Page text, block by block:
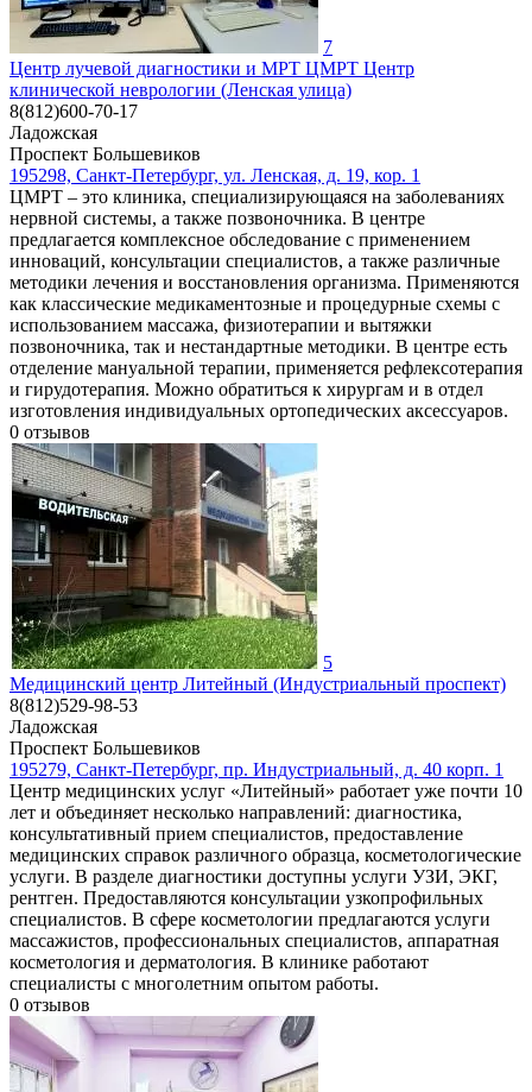
7
Центр лучевой диагностики и МРТ ЦМРТ Центр
клинической неврологии (Ленская улица)
8(812)600-70-17
Ладожская
Проспект Большевиков
195298, Санкт-Петербург, ул. Ленская, д. 19, кор. 1
ЦМРТ – это клиника, специализирующаяся на заболеваниях
нервной системы, а также позвоночника. В центре
предлагается комплексное обследование с применением
инноваций, консультации специалистов, а также различные
методики лечения и восстановления организма. Применяются
как классические медикаментозные и процедурные схемы с
использованием массажа, физиотерапии и вытяжки
позвоночника, так и нестандартные методики. В центре есть
отделение мануальной терапии, применяется рефлексотерапия
и гирудотерапия. Можно обратиться к хирургам и в отдел
изготовления индивидуальных ортопедических аксессуаров.
0 отзывов
5
Медицинский центр Литейный (Индустриальный проспект)
8(812)529-98-53
Ладожская
Проспект Большевиков
195279, Санкт-Петербург, пр. Индустриальный, д. 40 корп. 1
Центр медицинских услуг «Литейный» работает уже почти 10
лет и объединяет несколько направлений: диагностика,
консультативный прием специалистов, предоставление
медицинских справок различного образца, косметологические
услуги. В разделе диагностики доступны услуги УЗИ, ЭКГ,
рентген. Предоставляются консультации узкопрофильных
специалистов. В сфере косметологии предлагаются услуги
массажистов, профессиональных специалистов, аппаратная
косметология и дерматология. В клинике работают
специалисты с многолетним опытом работы.
0 отзывов